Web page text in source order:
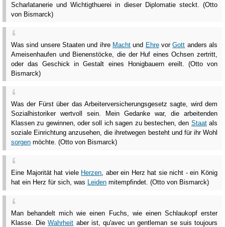
Scharlatanerie und Wichtigthuerei in dieser Diplomatie steckt. (Otto
von Bismarck)
Was sind unsere Staaten und ihre Macht und EhrevorGott anders als
Ameisenhaufen und Bienenstöcke, die der Huf eines Ochsen zertritt,
oder das Geschick in Gestalt eines Honigbauern ereilt. (Otto von
Bismarck)
Was der Fürst über das Arbeiterversicherungsgesetz sagte, wird dem
Sozialhistoriker wertvoll sein. Mein Gedanke war, die arbeitenden
Klassen zu gewinnen, oder soll ich sagen zu bestechen, den Staatals
soziale Einrichtung anzusehen, die ihretwegen besteht und für ihr Wohl
sorgen möchte. (Otto von Bismarck)
Eine Majorität hat viele Herzen, aber ein Herz hat sie nicht - ein König
hat ein Herz für sich, was Leiden mitempfindet. (Otto von Bismarck)
Man behandelt mich wie einen Fuchs, wie einen Schlaukopf erster
Klasse. DieWahrheit aber ist, qu'avec un gentleman se suis toujours